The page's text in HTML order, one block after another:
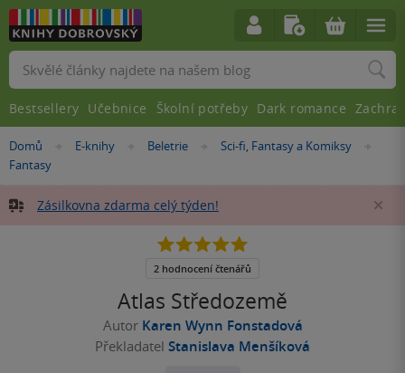
Nacházíte
se
Domů »
E-knihy »
Beletrie »
Sci-fi, Fantasy a Komiksy
Fantasy
Zásilkovna zdarma celý týden!
Atlas Středozemě
Autor Karen Wynn Fonstadová
Překladatel Stanislava Menšíková
5.0
5
2 hodnocení čtenářů
Vyhledávání
Bestsellery Učebnice Školní potřeby Dark romance